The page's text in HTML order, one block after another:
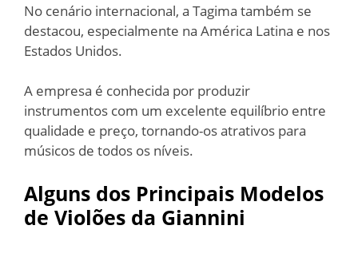
No cenário internacional, a Tagima também se
destacou, especialmente na América Latina e nos
Estados Unidos.
A empresa é conhecida por produzir
instrumentos com um excelente equilíbrio entre
qualidade e preço, tornando-os atrativos para
músicos de todos os níveis.
Alguns dos Principais Modelos
de Violões da Giannini